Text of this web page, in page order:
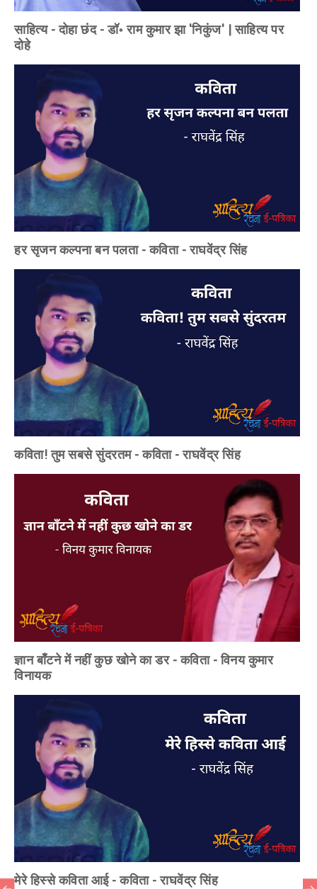
साहित्य - दोहा छंद - डॉ॰ राम कुमार झा 'निकुंज' | साहित्य पर
दोहे
हर सृजन कल्पना बन पलता - कविता - राघवेंद्र सिंह
कविता! तुम सबसे सुंदरतम - कविता - राघवेंद्र सिंह
ज्ञान बाँटने में नहीं कुछ खोने का डर - कविता - विनय कुमार
विनायक
मेरे हिस्से कविता आई - कविता - राघवेंद्र सिंह